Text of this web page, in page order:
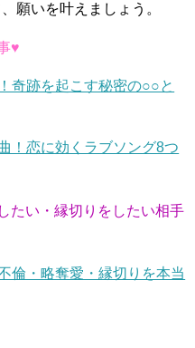
願いを叶えましょう。
♥
奇跡を起こす秘密の○○と
！恋に効くラブソング8つ
たい・縁切りをしたい相手
倫・略奪愛・縁切りを本当